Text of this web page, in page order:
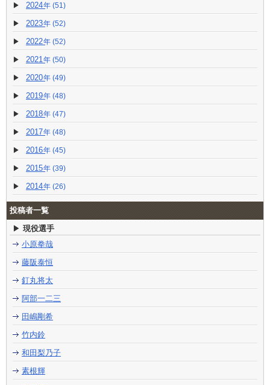
2024 (51)
2023 (52)
2022 (52)
2021 (50)
2020 (49)
2019 (48)
2018 (47)
2017 (48)
2016 (45)
2015 (39)
2014 (26)
投稿者一覧
現役選手
小原拳哉
藤阪泰恒
釘丸将太
阿部一二三
田嶋剛希
竹内鈴
和田梨乃子
素根輝